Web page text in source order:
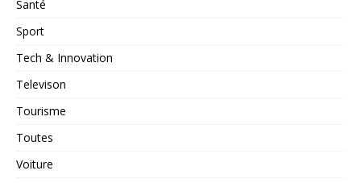
Santé
Sport
Tech & Innovation
Televison
Tourisme
Toutes
Voiture